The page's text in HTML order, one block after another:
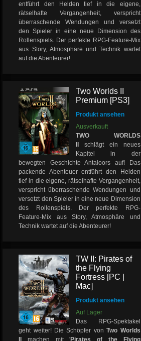
entführt den Helden tief in die eigene,
rätselhafte Vergangenheit, verspricht
überraschende Wendungen und versetzt
den Spieler in eine neue Dimension des
Rollenspiels. Der perfekte RPG-Feature-Mix
aus Story, Atmosphäre und Technik wartet
auf die Abenteurer!
Two Worlds II
Premium [PS3]
Produkt ansehen
Ausverkauft
TWO WORLDS
schlägt ein neues
Kapitel in der
bewegten Geschichte Antaloors auf! Das
packende Abenteuer entführt den Helden
tief in die eigene, rätselhafte Vergangenheit,
verspricht überraschende Wendungen und
versetzt den Spieler in eine neue Dimension
des Rollenspiels. Der perfekte RPG-
Feature-Mix aus Story, Atmosphäre und
Technik wartet auf die Abenteurer!
TW II: Pirates of
the Flying
Fortress [PC |
Mac]
Produkt ansehen
Auf Lager
Das RPG-Spektakel
geht weiter! Die Schöpfer vonTwo Worlds
machen mit 'Pirates of the Flying